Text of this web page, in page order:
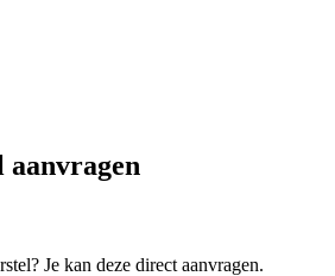
Je kan deze direct aanvragen.